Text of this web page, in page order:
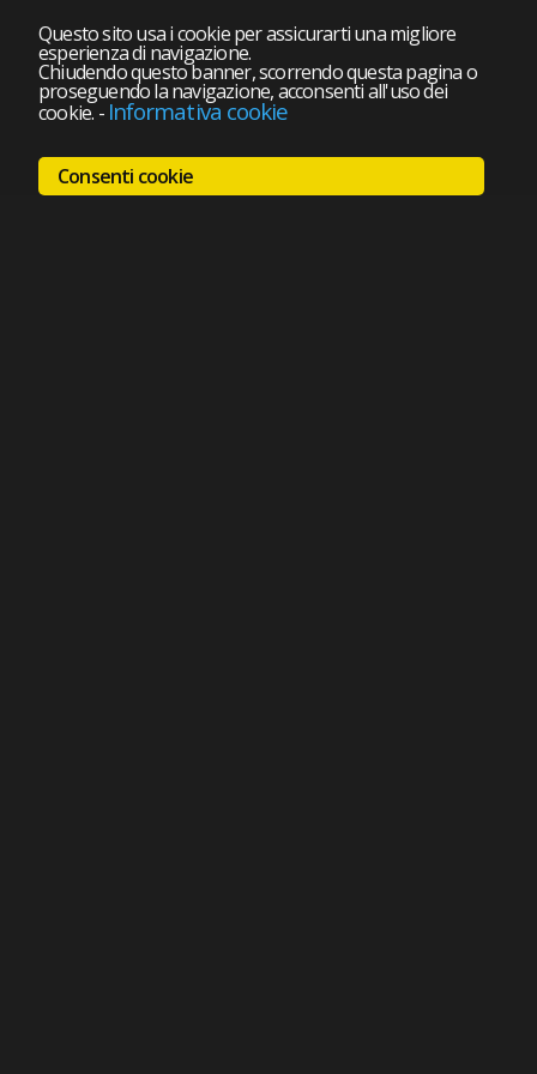
Questo sito usa i cookie per assicurarti una migliore
esperienza di navigazione.
Chiudendo questo banner, scorrendo questa pagina o
proseguendo la navigazione, acconsenti all'uso dei
cookie. - Informativa cookie
Consenti cookie